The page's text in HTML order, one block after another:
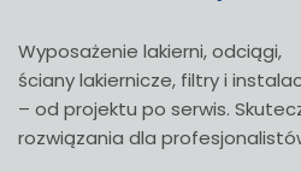
Wyposażenie lakierni, odciągi,
ściany lakiernicze, filtry i
– od projektu po serwis.
rozwiązania dla